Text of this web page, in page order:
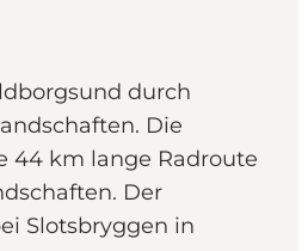
durch
Die
44 km lange Radroute
Der
Slotsbryggen in